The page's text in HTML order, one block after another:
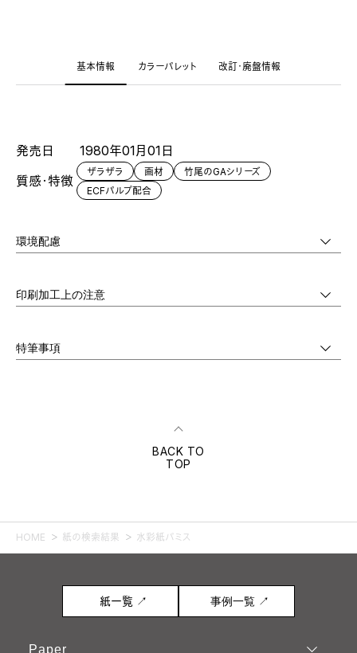
基本情報 カラーパレット 改訂・廃盤情報
発売日
1980年01月01日
質感・特徴
ザラザラ 画材
竹尾のGAシリーズ
ECFパルプ配合
環境配慮
印刷加工上の注意
特筆事項
BACK TO
TOP
HOME 紙の検索結果 水彩紙パミス
紙一覧 ↗ 事例一覧 ↗
Paper